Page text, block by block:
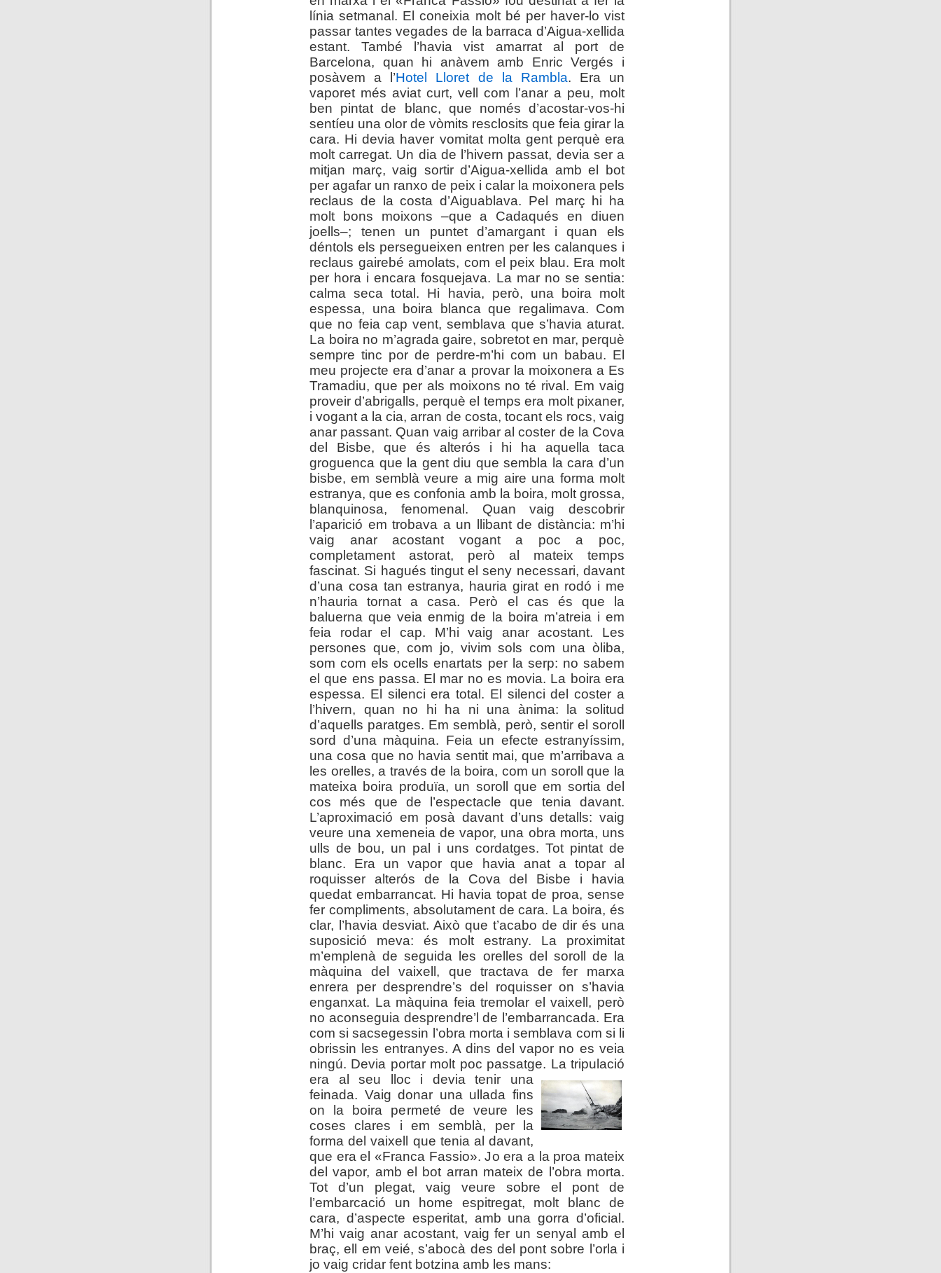
línia setmanal. El coneixia molt bé per haver-lo vist
passar tantes vegades de la barraca d’Aigua-xellida
estant. També l’havia vist amarrat al port de
Barcelona, quan hi anàvem amb Enric Vergés i
posàvem a l’Hotel Lloret de la Rambla. Era un
vaporet més aviat curt, vell com l’anar a peu, molt
ben pintat de blanc, que només d’acostar-vos-hi
sentíeu una olor de vòmits resclosits que feia girar la
cara. Hi devia haver vomitat molta gent perquè era
molt carregat. Un dia de l’hivern passat, devia ser a
mitjan març, vaig sortir d’Aigua-xellida amb el bot
per agafar un ranxo de peix i calar la moixonera pels
reclaus de la costa d’Aiguablava. Pel març hi ha
molt bons moixons –que a Cadaqués en diuen
joells–; tenen un puntet d’amargant i quan els
déntols els persegueixen entren per les calanques i
reclaus gairebé amolats, com el peix blau. Era molt
per hora i encara fosquejava. La mar no se sentia:
calma seca total. Hi havia, però, una boira molt
espessa, una boira blanca que regalimava. Com
que no feia cap vent, semblava que s’havia aturat.
La boira no m’agrada gaire, sobretot en mar, perquè
sempre tinc por de perdre-m’hi com un babau. El
meu projecte era d’anar a provar la moixonera a Es
Tramadiu, que per als moixons no té rival. Em vaig
proveir d’abrigalls, perquè el temps era molt pixaner,
i vogant a la cia, arran de costa, tocant els rocs, vaig
anar passant. Quan vaig arribar al coster de la Cova
del Bisbe, que és alterós i hi ha aquella taca
groguenca que la gent diu que sembla la cara d’un
bisbe, em semblà veure a mig aire una forma molt
estranya, que es confonia amb la boira, molt grossa,
blanquinosa, fenomenal. Quan vaig descobrir
l’aparició em trobava a un llibant de distància: m’hi
vaig anar acostant vogant a poc a poc,
completament astorat, però al mateix temps
fascinat. Si hagués tingut el seny necessari, davant
d’una cosa tan estranya, hauria girat en rodó i me
n’hauria tornat a casa. Però el cas és que la
baluerna que veia enmig de la boira m’atreia i em
feia rodar el cap. M’hi vaig anar acostant. Les
persones que, com jo, vivim sols com una òliba,
som com els ocells enartats per la serp: no sabem
el que ens passa. El mar no es movia. La boira era
espessa. El silenci era total. El silenci del coster a
l’hivern, quan no hi ha ni una ànima: la solitud
d’aquells paratges. Em semblà, però, sentir el soroll
sord d’una màquina. Feia un efecte estranyíssim,
una cosa que no havia sentit mai, que m’arribava a
les orelles, a través de la boira, com un soroll que la
mateixa boira produïa, un soroll que em sortia del
cos més que de l’espectacle que tenia davant.
L’aproximació em posà davant d’uns detalls: vaig
veure una xemeneia de vapor, una obra morta, uns
ulls de bou, un pal i uns cordatges. Tot pintat de
blanc. Era un vapor que havia anat a topar al
roquisser alterós de la Cova del Bisbe i havia
quedat embarrancat. Hi havia topat de proa, sense
fer compliments, absolutament de cara. La boira, és
clar, l’havia desviat. Això que t’acabo de dir és una
suposició meva: és molt estrany. La proximitat
m’emplenà de seguida les orelles del soroll de la
màquina del vaixell, que tractava de fer marxa
enrera per desprendre’s del roquisser on s’havia
enganxat. La màquina feia tremolar el vaixell, però
no aconseguia desprendre’l de l’embarrancada. Era
com si sacsegessin l’obra morta i semblava com si li
obrissin les entranyes. A dins del vapor no es veia
ningú. Devia portar molt poc passatge. La tripulació
era al seu lloc i devia tenir una
feinada. Vaig donar una ullada fins
on la boira permeté de veure les
coses clares i em semblà, per la
forma del vaixell que tenia al davant,
que era el «Franca Fassio». Jo era a la proa mateix
del vapor, amb el bot arran mateix de l’obra morta.
Tot d’un plegat, vaig veure sobre el pont de
l’embarcació un home espitregat, molt blanc de
cara, d’aspecte esperitat, amb una gorra d’oficial.
M’hi vaig anar acostant, vaig fer un senyal amb el
braç, ell em veié, s’abocà des del pont sobre l’orla i
jo vaig cridar fent botzina amb les mans: